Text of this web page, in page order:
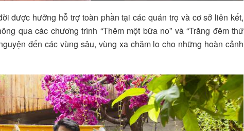
được hưởng hỗ trợ toàn phần tại các quán trọ và cơ sở liên kết,
qua các chương trình “Thêm một bữa no” và “Trăng đêm thứ
đến các vùng sâu, vùng xa chăm lo cho những hoàn cảnh